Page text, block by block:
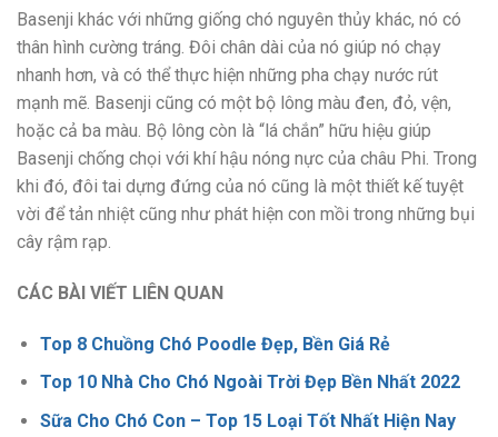
Basenji khác với những giống chó nguyên thủy khác, nó có
thân hình cường tráng. Đôi chân dài của nó giúp nó chạy
nhanh hơn, và có thể thực hiện những pha chạy nước rút
mạnh mẽ. Basenji cũng có một bộ lông màu đen, đỏ, vện,
hoặc cả ba màu. Bộ lông còn là “lá chắn” hữu hiệu giúp
Basenji chống chọi với khí hậu nóng nực của châu Phi. Trong
khi đó, đôi tai dựng đứng của nó cũng là một thiết kế tuyệt
vời để tản nhiệt cũng như phát hiện con mồi trong những bụi
cây rậm rạp.
CÁC BÀI VIẾT LIÊN QUAN
Top 8 Chuồng Chó Poodle Đẹp, Bền Giá Rẻ
Top 10 Nhà Cho Chó Ngoài Trời Đẹp Bền Nhất 2022
Sữa Cho Chó Con – Top 15 Loại Tốt Nhất Hiện Nay